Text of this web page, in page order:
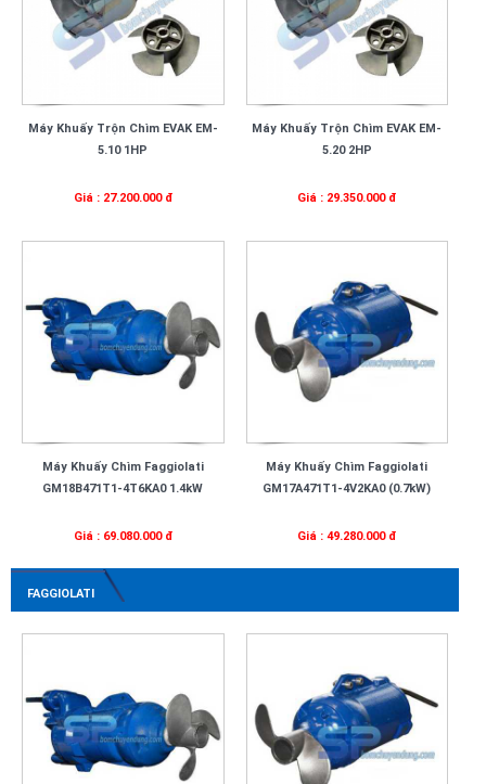
Máy Khuấy Trộn Chìm EVAK EM-
5.10 1HP
Giá : 27.200.000 đ
Máy Khuấy Trộn Chìm EVAK EM-
5.20 2HP
Giá : 29.350.000 đ
Máy Khuấy Chìm Faggiolati
GM18B471T1-4T6KA0 1.4kW
Giá : 69.080.000 đ
Máy Khuấy Chìm Faggiolati
GM17A471T1-4V2KA0 (0.7kW)
Giá : 49.280.000 đ
FAGGIOLATI